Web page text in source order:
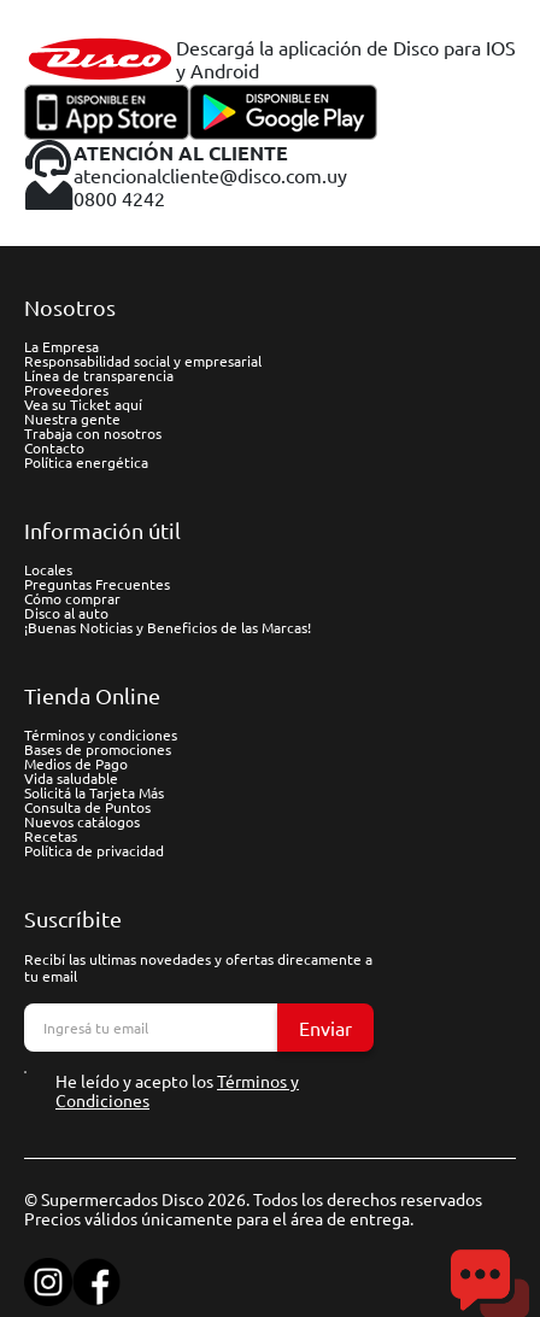
Descargá la aplicación de Disco para IOS
y Android
ATENCIÓN AL CLIENTE
atencionalcliente@disco.com.uy
0800 4242
Nosotros
La Empresa
Responsabilidad social y empresarial
Línea de transparencia
Proveedores
Vea su Ticket aquí
Nuestra gente
Trabaja con nosotros
Contacto
Política energética
Información útil
Locales
Preguntas Frecuentes
Cómo comprar
Disco al auto
¡Buenas Noticias y Beneficios de las Marcas!
Tienda Online
Términos y condiciones
Bases de promociones
Medios de Pago
Vida saludable
Solicitá la Tarjeta Más
Consulta de Puntos
Nuevos catálogos
Recetas
Política de privacidad
Suscríbite
Recibí las ultimas novedades y ofertas direcamente a
tu email
Enviar
He leído y acepto losTérminos y
Condiciones
© Supermercados Disco 2026. Todos los derechos reservados
Precios válidos únicamente para el área de entrega.